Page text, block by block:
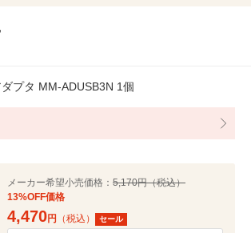
プタ MM-ADUSB3N 1個
メーカー希望小売価格： 5,170円（税込）
13%OFF価格
4,470円 （税込） セール